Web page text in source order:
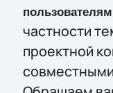
частности
проектной